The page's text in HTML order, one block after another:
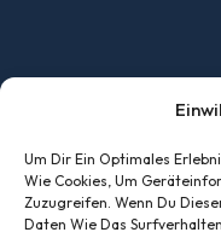
Um Dir Ein Optimales
Wie Cookies, Um
Zuzugreifen. Wenn Du
Daten Wie Das